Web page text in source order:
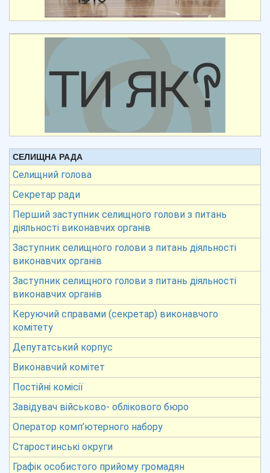
СЕЛИЩНА РАДА
Селищний голова
Секретар ради
Перший заступник селищного голови з питань
діяльності виконавчих органів
Заступник селищного голови з питань діяльності
виконавчих органів
Заступник селищного голови з питань діяльності
виконавчих органів
Керуючий справами (секретар) виконавчого
комітету
Депутатський корпус
Виконавчий комітет
Постійні комісії
Завідувач військово- облікового бюро
Оператор комп’ютерного набору
Старостинські округи
Графік особистого прийому громадян